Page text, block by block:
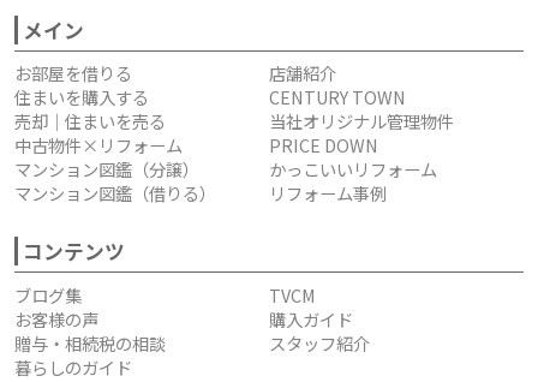
メイン
お部屋を借りる
店舗紹介
住まいを購入する
CENTURY TOWN
売却｜住まいを売る
当社オリジナル管理物件
中古物件×リフォーム
PRICE DOWN
マンション図鑑（分譲）
かっこいいリフォーム
マンション図鑑（借りる）
リフォーム事例
コンテンツ
ブログ集
TVCM
お客様の声
購入ガイド
贈与・相続税の相談
スタッフ紹介
暮らしのガイド